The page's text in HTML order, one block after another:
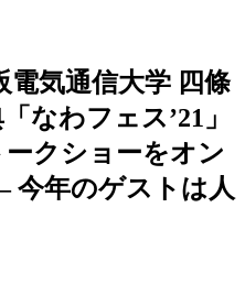
電気通信大学 四條
なわフェス’21」
クショーをオン
今年のゲストは人